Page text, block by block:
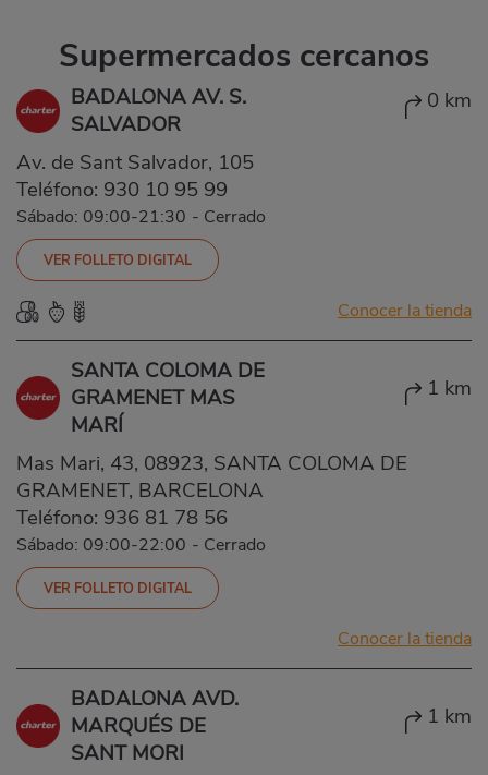
Supermercados cercanos
BADALONA AV. S.
SALVADOR
0 km
Av. de Sant Salvador, 105
Teléfono: 930 10 95 99
Sábado: 09:00-21:30 - Cerrado
VER FOLLETO DIGITAL
Conocer la tienda
SANTA COLOMA DE
GRAMENET MAS
MARÍ
1 km
Mas Mari, 43, 08923, SANTA COLOMA DE
GRAMENET, BARCELONA
Teléfono: 936 81 78 56
Sábado: 09:00-22:00 - Cerrado
VER FOLLETO DIGITAL
Conocer la tienda
BADALONA AVD.
MARQUÉS DE
SANT MORI
1 km